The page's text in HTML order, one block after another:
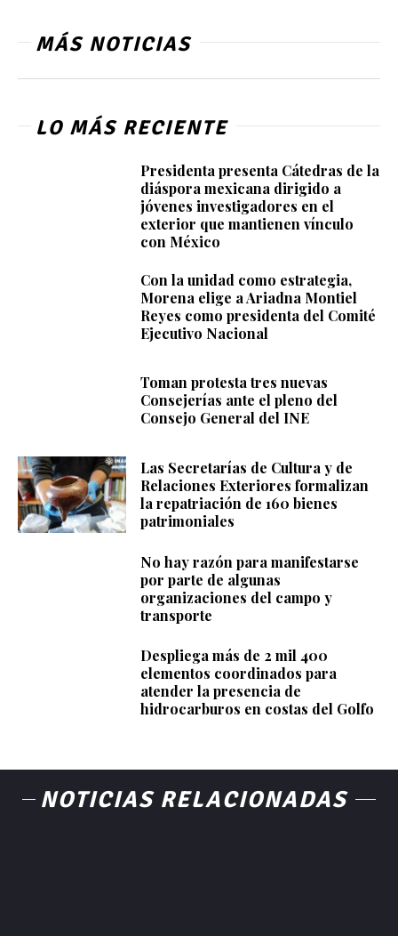
MÁS NOTICIAS
LO MÁS RECIENTE
Presidenta presenta Cátedras de la
diáspora mexicana dirigido a
jóvenes investigadores en el
exterior que mantienen vínculo
con México
Con la unidad como estrategia,
Morena elige a Ariadna Montiel
Reyes como presidenta del Comité
Ejecutivo Nacional
Toman protesta tres nuevas
Consejerías ante el pleno del
Consejo General del INE
Las Secretarías de Cultura y de
Relaciones Exteriores formalizan
la repatriación de 160 bienes
patrimoniales
No hay razón para manifestarse
por parte de algunas
organizaciones del campo y
transporte
Despliega más de 2 mil 400
elementos coordinados para
atender la presencia de
hidrocarburos en costas del Golfo
NOTICIAS RELACIONADAS